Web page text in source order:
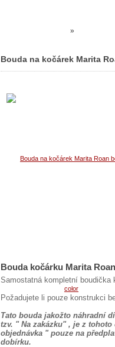
»
rohatky kočárkové»
Bouda na kočárek Marita
Bouda kočárku Marita Roan
Samostatná kompletní boudička
Požadujete li pouze konstrukci
Tato bouda jakožto náhradní
tzv. " Na zakázku" , je z
objednávka " pouze na
dobírku.